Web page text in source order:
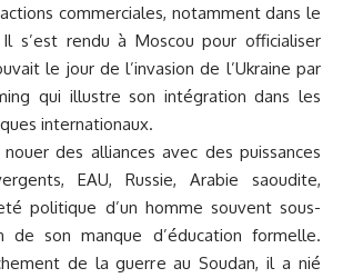
commerciales, notamment dans le
s’est rendu à Moscou pour officialiser
le jour de l’invasion de l’Ukraine par
qui illustre son intégration dans les
internationaux.
des alliances avec des puissances
EAU, Russie, Arabie saoudite,
politique d’un homme souvent sous-
de son manque d’éducation formelle.
de la guerre au Soudan, il a nié